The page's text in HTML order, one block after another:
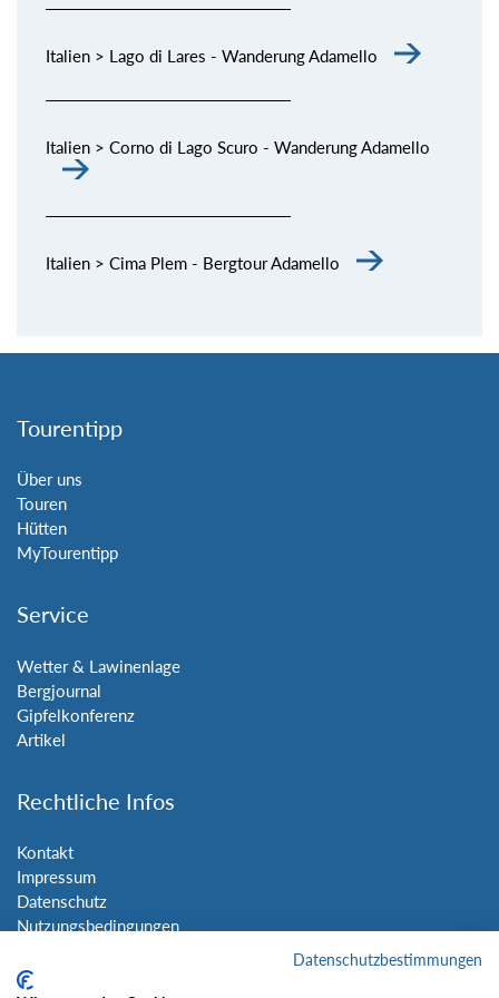
Italien > Lago di Lares - Wanderung Adamello
Italien > Corno di Lago Scuro - Wanderung Adamello
Italien > Cima Plem - Bergtour Adamello
Tourentipp
Über uns
Touren
Hütten
MyTourentipp
Service
Wetter & Lawinenlage
Bergjournal
Gipfelkonferenz
Artikel
Rechtliche Infos
Kontakt
Impressum
Datenschutz
Nutzungsbedingungen
Datenschutzbestimmungen